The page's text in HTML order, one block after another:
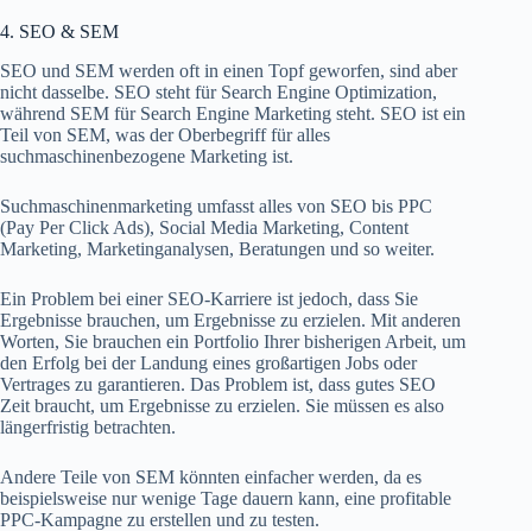
4. SEO & SEM
SEO und SEM werden oft in einen Topf geworfen, sind aber
nicht dasselbe. SEO steht für Search Engine Optimization,
während SEM für Search Engine Marketing steht. SEO ist ein
Teil von SEM, was der Oberbegriff für alles
suchmaschinenbezogene Marketing ist.
Suchmaschinenmarketing umfasst alles von SEO bis PPC
(Pay Per Click Ads), Social Media Marketing, Content
Marketing, Marketinganalysen, Beratungen und so weiter.
Ein Problem bei einer SEO-Karriere ist jedoch, dass Sie
Ergebnisse brauchen, um Ergebnisse zu erzielen. Mit anderen
Worten, Sie brauchen ein Portfolio Ihrer bisherigen Arbeit, um
den Erfolg bei der Landung eines großartigen Jobs oder
Vertrages zu garantieren. Das Problem ist, dass gutes SEO
Zeit braucht, um Ergebnisse zu erzielen. Sie müssen es also
längerfristig betrachten.
Andere Teile von SEM könnten einfacher werden, da es
beispielsweise nur wenige Tage dauern kann, eine profitable
PPC-Kampagne zu erstellen und zu testen.